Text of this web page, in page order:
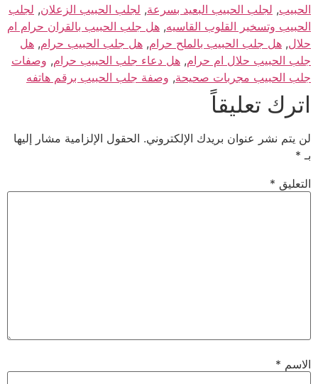
الحبيب, لجلب الحبيب البعيد بسرعة, لجلب الحبيب الزعلان, لجلب
الحبيب وتسخير القلوب القاسيه, هل جلب الحبيب بالقران حرام ام
حلال, هل جلب الحبيب بالملح حرام, هل جلب الحبيب حرام, هل
جلب الحبيب حلال ام حرام, هل دعاء جلب الحبيب حرام, وصفات
جلب الحبيب مجربات صحيحة, وصفة جلب الحبيب برقم هاتفه
اترك تعليقاً
لن يتم نشر عنوان بريدك الإلكتروني. الحقول الإلزامية مشار إليها
بـ *
التعليق *
الاسم *